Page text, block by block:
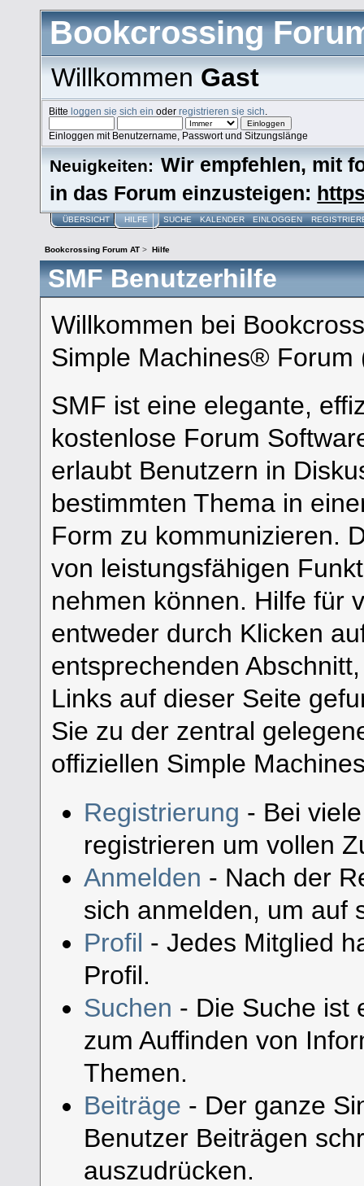
Bookcrossing
WillkommenGast
Bitteloggen sie sich ein oderregistrieren sie sich
Einloggen mit Benutzername, Passwort und Sitzungslänge
Neuigkeiten: Wir empfehlen, mit
in das Forum einzusteigen:
ÜBERSICHT HILFE SUCHE KALENDER EINLOGGEN
Bookcrossing Forum AT > Hilfe
SMF Benutzerhilfe
Willkommen bei
Simple Machines® Forum
SMF ist eine elegante,
kostenlose Forum
erlaubt Benutzern in
bestimmten Thema in
Form zu kommunizieren.
von leistungsfähigen
nehmen können. Hilfe für
entweder durch Klicken
entsprechenden
Links auf dieser Seite
Sie zu der zentral
offiziellen Simple
Registrierung - Bei
registrieren um vollen
Anmelden - Nach der
sich anmelden, um auf
Profil - Jedes Mitglied
Profil.
Suchen - Die Suche ist
zum Auffinden von
Themen.
Beiträge - Der ganze
Benutzer Beiträgen
auszudrücken.